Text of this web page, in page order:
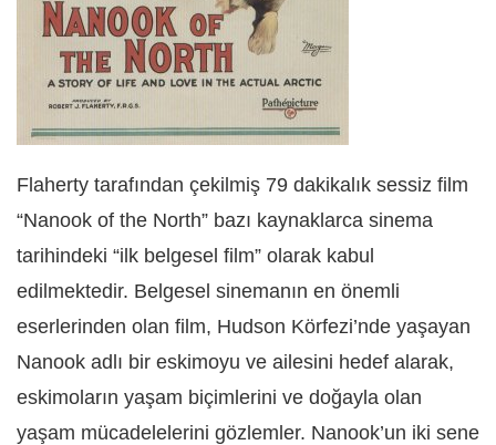
Flaherty tarafından çekilmiş 79 dakikalık sessiz film
“Nanook of the North” bazı kaynaklarca sinema
tarihindeki “ilk belgesel film” olarak kabul
edilmektedir. Belgesel sinemanın en önemli
eserlerinden olan film, Hudson Körfezi’nde yaşayan
Nanook adlı bir eskimoyu ve ailesini hedef alarak,
eskimoların yaşam biçimlerini ve doğayla olan
yaşam mücadelelerini gözlemler. Nanook’un iki sene